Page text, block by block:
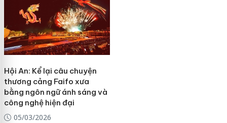
Hội An: Kể lại câu chuyện
thương cảng Faifo xưa
bằng ngôn ngữ ánh sáng và
công nghệ hiện đại
05/03/2026